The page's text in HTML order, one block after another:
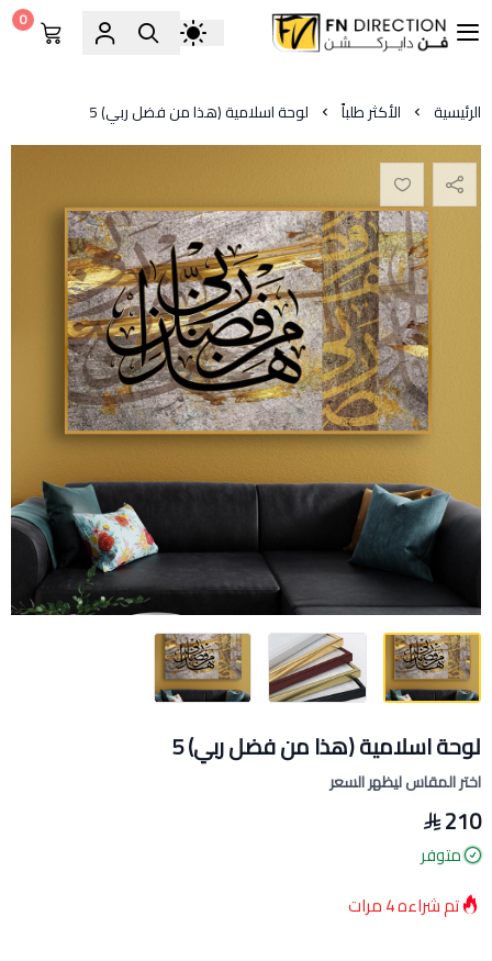
فن دايركشن
0
الرئيسية الأكثر طلباً لوحة اسلامية (هذا من فضل ربي) 5
لوحة اسلامية (هذا من فضل ربي) 5
اختر المقاس ليظهر السعر
210
متوفر
تم شراءه4مرات